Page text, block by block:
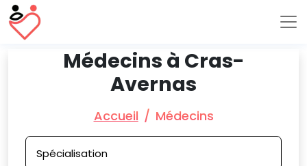
Médecins à Cras-
Avernas
Accueil Médecins